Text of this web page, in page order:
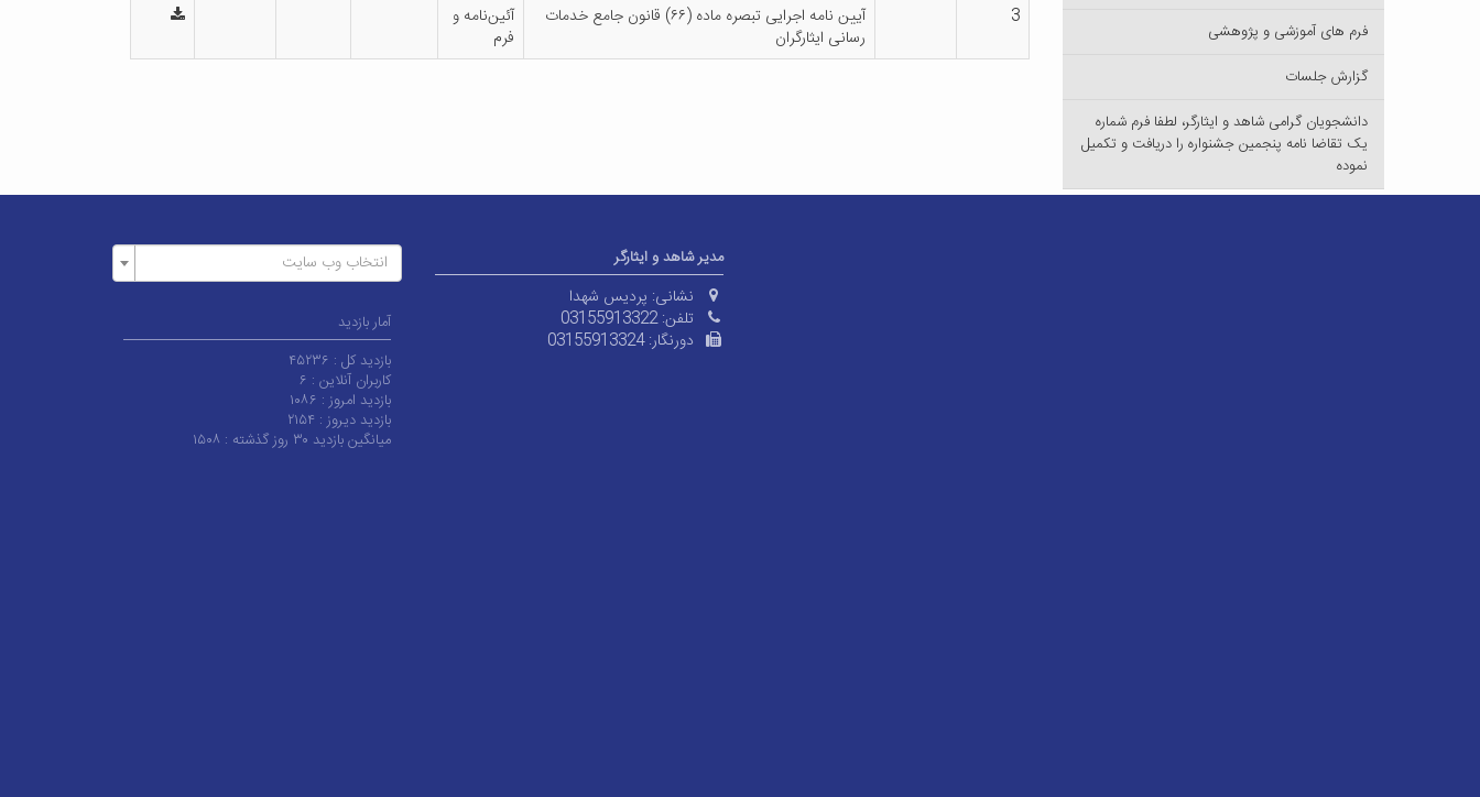
3
آیین نامه اجرایی تبصره ماده (۶۶) قانون جامع خدمات
رسانی ایثارگران
آئین‌نامه و
فرم
فرم های آموزشی و پژوهشی
گزارش جلسات
دانشجویان گرامی شاهد و ایثارگر، لطفا فرم شماره
یک تقاضا نامه پنجمین جشنواره را دریافت و تکمیل
نموده
مدیر شاهد و ایثارگر
نشانی: پردیس شهدا
تلفن:03155913322
دورنگار:03155913324
انتخاب وب سایت
آمار بازدید
بازدید کل : ۴۵۲۳۶
کاربران آنلاین : ۶
بازدید امروز : ۱۰۸۶
بازدید دیروز : ۲۱۵۴
میانگین بازدید ۳۰ روز گذشته :
۱۵۰۸